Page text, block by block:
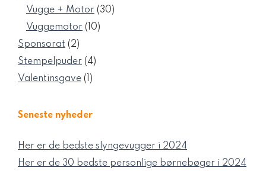
varer
Vugge + Motor 3030
Vuggemotor 1010
Sponsorat 22
varer
Stempelpuder 44
Valentinsgave 11
Seneste nyheder
Her er de bedste slyngevugger i 2024
Her er de 30 bedste personlige børnebøger i 2024